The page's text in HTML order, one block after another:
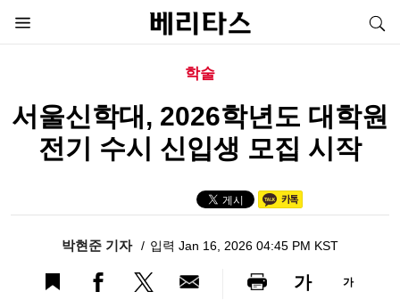
학술
서울신학대, 2026학년도 대학원
전기 수시 신입생 모집 시작
박현준 기자 입력 Jan 16, 2026 04:45 PM KST
가 가